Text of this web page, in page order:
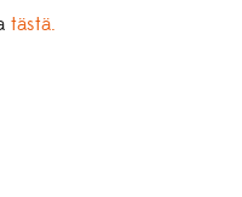
tästä.